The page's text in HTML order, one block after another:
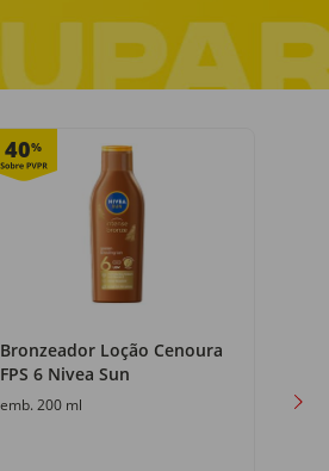
40%
Bronzeador Loção Cenoura
FPS 6 Nivea Sun
emb. 200 ml